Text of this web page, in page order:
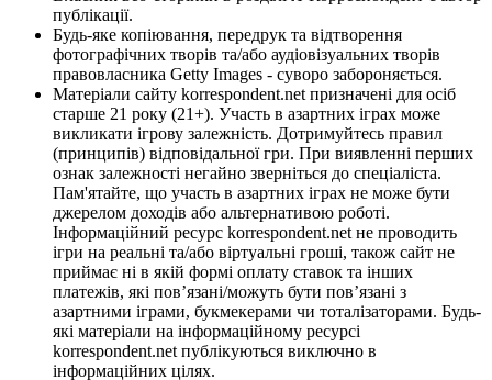
публікації.
Будь-яке копіювання, передрук та відтворення
фотографічних творів та/або аудіовізуальних творів
правовласника Getty Images - суворо забороняється.
Матеріали сайту korrespondent.net призначені для осіб
старше 21 року (21+). Участь в азартних іграх може
викликати ігрову залежність. Дотримуйтесь правил
(принципів) відповідальної гри. При виявленні перших
ознак залежності негайно зверніться до спеціаліста.
Пам'ятайте, що участь в азартних іграх не може бути
джерелом доходів або альтернативою роботі.
Інформаційний ресурс korrespondent.net не проводить
ігри на реальні та/або віртуальні гроші, також сайт не
приймає ні в якій формі оплату ставок та інших
платежів, які пов’язані/можуть бути пов’язані з
азартними іграми, букмекерами чи тоталізаторами. Будь-
які матеріали на інформаційному ресурсі
korrespondent.net публікуються виключно в
інформаційних цілях.